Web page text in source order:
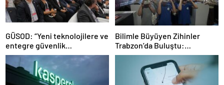
GÜSOD: “Yeni teknolojilere ve
entegre güvenlik
sistemlerine önem artacak”-
Haber Şafak
Bilimle Büyüyen Zihinler
Trabzon’da Buluştu:
STEAMFEST’te Bilim Rüzgârı
Esti!- Haber Şafak